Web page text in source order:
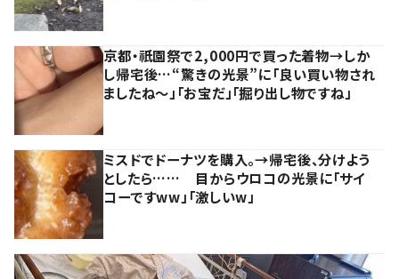
京都・祇園祭で2,000円で買った着物→しか
し帰宅後…“驚きの光景”に「良い買い物され
ましたね～」「お宝だ」「掘り出し物ですね」
ミスドでドーナツを購入。→帰宅後、分けよう
としたら…… 目からウロコの光景に「サイ
コーですww」「激しいw」